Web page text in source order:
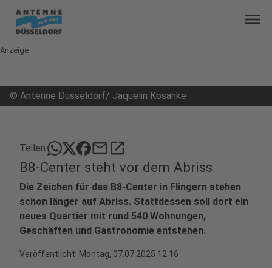
menu
Anzeige
© Antenne Düsseldorf/ Jaquelin Kosanke
Teilen: mailopen_in_new
B8-Center steht vor dem Abriss
Die Zeichen für das B8-Center in Flingern stehen
schon länger auf Abriss. Stattdessen soll dort ein
neues Quartier mit rund 540 Wohnungen,
Geschäften und Gastronomie entstehen.
Veröffentlicht: Montag, 07.07.2025 12:16